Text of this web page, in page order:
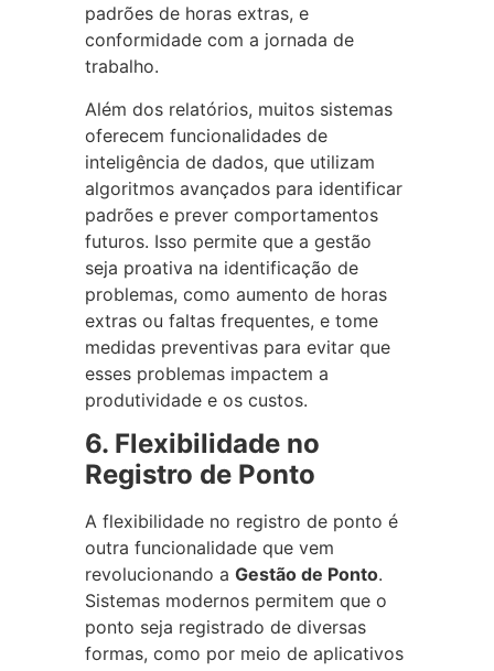
padrões de horas extras, e
conformidade com a jornada de
trabalho.
Além dos relatórios, muitos sistemas
oferecem funcionalidades de
inteligência de dados, que utilizam
algoritmos avançados para identificar
padrões e prever comportamentos
futuros. Isso permite que a gestão
seja proativa na identificação de
problemas, como aumento de horas
extras ou faltas frequentes, e tome
medidas preventivas para evitar que
esses problemas impactem a
produtividade e os custos.
6. Flexibilidade no
Registro de Ponto
A flexibilidade no registro de ponto é
outra funcionalidade que vem
revolucionando a Gestão de Ponto.
Sistemas modernos permitem que o
ponto seja registrado de diversas
formas, como por meio de aplicativos